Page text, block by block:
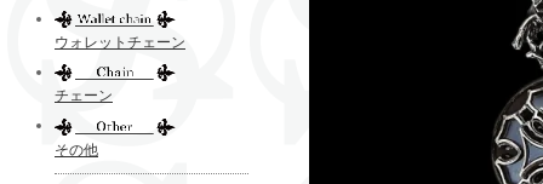
ウォレットチェーン
チェーン
その他